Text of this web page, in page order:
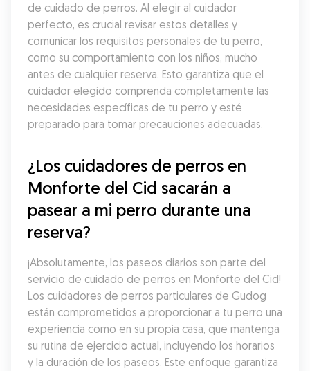
de cuidado de perros. Al elegir al cuidador
perfecto, es crucial revisar estos detalles y
comunicar los requisitos personales de tu perro,
como su comportamiento con los niños, mucho
antes de cualquier reserva. Esto garantiza que el
cuidador elegido comprenda completamente las
necesidades específicas de tu perro y esté
preparado para tomar precauciones adecuadas.
¿Los cuidadores de perros en
Monforte del Cid sacarán a
pasear a mi perro durante una
reserva?
¡Absolutamente, los paseos diarios son parte del
servicio de cuidado de perros en Monforte del Cid!
Los cuidadores de perros particulares de Gudog
están comprometidos a proporcionar a tu perro una
experiencia como en su propia casa, que mantenga
su rutina de ejercicio actual, incluyendo los horarios
y la duración de los paseos. Este enfoque garantiza